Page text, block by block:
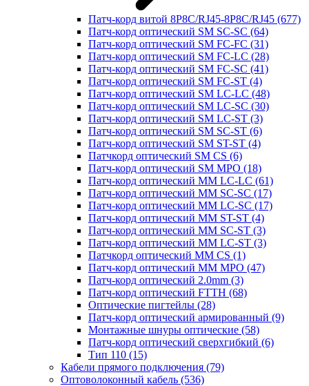
Патч-корд витой 8P8C/RJ45-8P8C/RJ45 (677)
Патч-корд оптический SM SC-SC (64)
Патч-корд оптический SM FC-FC (31)
Патч-корд оптический SM FC-LC (28)
Патч-корд оптический SM FC-SC (41)
Патч-корд оптический SM FC-ST (4)
Патч-корд оптический SM LC-LC (48)
Патч-корд оптический SM LC-SC (30)
Патч-корд оптический SM LC-ST (3)
Патч-корд оптический SM SC-ST (6)
Патч-корд оптический SM ST-ST (4)
Патчкорд оптический SM CS (6)
Патч-корд оптический SM MPO (18)
Патч-корд оптический MM LC-LC (61)
Патч-корд оптический MM SC-SC (17)
Патч-корд оптический MM LC-SC (17)
Патч-корд оптический MM ST-ST (4)
Патч-корд оптический MM SC-ST (3)
Патч-корд оптический MM LC-ST (3)
Патчкорд оптический MM CS (1)
Патч-корд оптический MM MPO (47)
Патч-корд оптический 2.0mm (3)
Патч-корд оптический FTTH (68)
Оптические пигтейлы (28)
Патч-корд оптический армированный (9)
Монтажные шнуры оптические (58)
Патч-корд оптический сверхгибкий (6)
Тип 110 (15)
Кабели прямого подключения (79)
Оптоволоконный кабель (536)